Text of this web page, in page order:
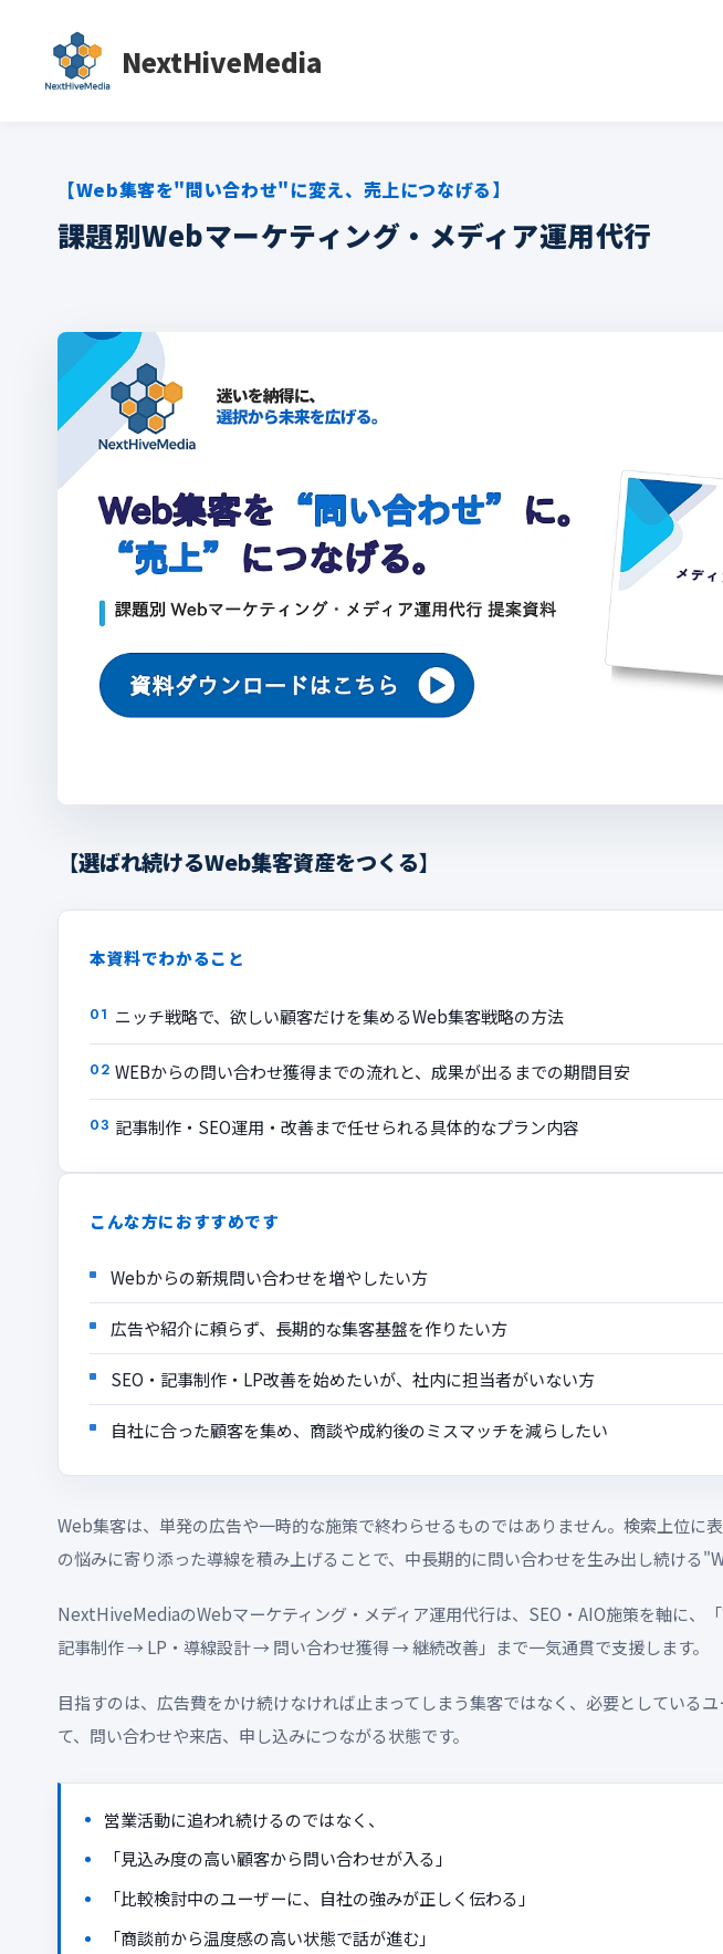
NextHiveMedia
【Web集客を"問い合わせ"に変え、売上につなげる】
課題別Webマーケティング・メディア運用代行
【選ばれ続けるWeb集客資産をつくる】
本資料でわかること
ニッチ戦略で、欲しい顧客だけを集めるWeb集客戦略の方法
WEBからの問い合わせ獲得までの流れと、成果が出るまでの期間目安
記事制作・SEO運用・改善まで任せられる具体的なプラン内容
こんな方におすすめです
Webからの新規問い合わせを増やしたい方
広告や紹介に頼らず、長期的な集客基盤を作りたい方
SEO・記事制作・LP改善を始めたいが、社内に担当者がいない方
自社に合った顧客を集め、商談や成約後のミスマッチを減らしたい
Web集客は、単発の広告や一時的な施策で終わらせるものではありません。検索上位に
の悩みに寄り添った導線を積み上げることで、中長期的に問い合わせを生み出し続ける
NextHiveMediaのWebマーケティング・メディア運用代行は、SEO・AIO施策を軸に、
記事制作 → LP・導線設計 → 問い合わせ獲得 → 継続改善」まで一気通貫で支援します。
目指すのは、広告費をかけ続けなければ止まってしまう集客ではなく、必要としている
て、問い合わせや来店、申し込みにつながる状態です。
営業活動に追われ続けるのではなく、
「見込み度の高い顧客から問い合わせが入る」
「比較検討中のユーザーに、自社の強みが正しく伝わる」
「商談前から温度感の高い状態で話が進む」